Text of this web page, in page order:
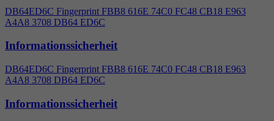
DB64ED6C Fingerprint FBB8 616E 74C0 FC48 CB18 E963
A4A8 3708 DB64 ED6C
Informationssicherheit
DB64ED6C Fingerprint FBB8 616E 74C0 FC48 CB18 E963
A4A8 3708 DB64 ED6C
Informationssicherheit